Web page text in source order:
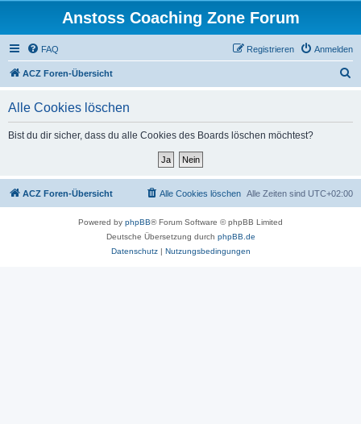
Anstoss Coaching Zone Forum
FAQ Anmelden
Registrieren
ACZ Foren-Übersicht
Alle Cookies löschen
Bist du dir sicher, dass du alle Cookies des Boards löschen möchtest?
ACZ Foren-Übersicht Alle Zeiten sind UTC+02:00
Alle Cookies löschen
Powered by phpBB® Forum Software © phpBB Limited
Deutsche Übersetzung durch phpBB.de
Datenschutz| Nutzungsbedingungen